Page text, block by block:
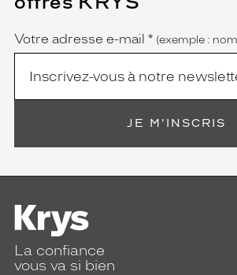
Votre adresse e-mail *
obligatoire)
(exemple :
JE M'INSCRIS
La confiance
vous va si bien